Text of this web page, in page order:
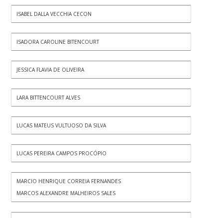
ISABEL DALLA VECCHIA CECON
ISADORA CAROLINE BITENCOURT
JESSICA FLAVIA DE OLIVEIRA
LARA BITTENCOURT ALVES
LUCAS MATEUS VULTUOSO DA SILVA
LUCAS PEREIRA CAMPOS PROCÓPIO
MARCIO HENRIQUE CORREIA FERNANDES
MARCOS ALEXANDRE MALHEIROS SALES